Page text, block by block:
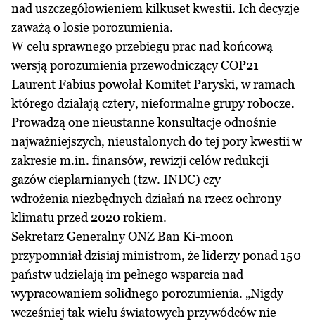
nad uszczegółowieniem kilkuset kwestii. Ich decyzje
zaważą o losie porozumienia.
W celu sprawnego przebiegu prac nad końcową
wersją porozumienia przewodniczący COP21
Laurent Fabius powołał Komitet Paryski, w ramach
którego działają cztery, nieformalne grupy robocze.
Prowadzą one nieustanne konsultacje odnośnie
najważniejszych, nieustalonych do tej pory kwestii w
zakresie m.in. finansów, rewizji celów redukcji
gazów cieplarnianych (tzw. INDC) czy
wdrożenia niezbędnych działań na rzecz ochrony
klimatu przed 2020 rokiem.
Sekretarz Generalny ONZ Ban Ki-moon
przypomniał dzisiaj ministrom, że liderzy ponad 150
państw udzielają im pełnego wsparcia nad
wypracowaniem solidnego porozumienia. „Nigdy
wcześniej tak wielu światowych przywódców nie